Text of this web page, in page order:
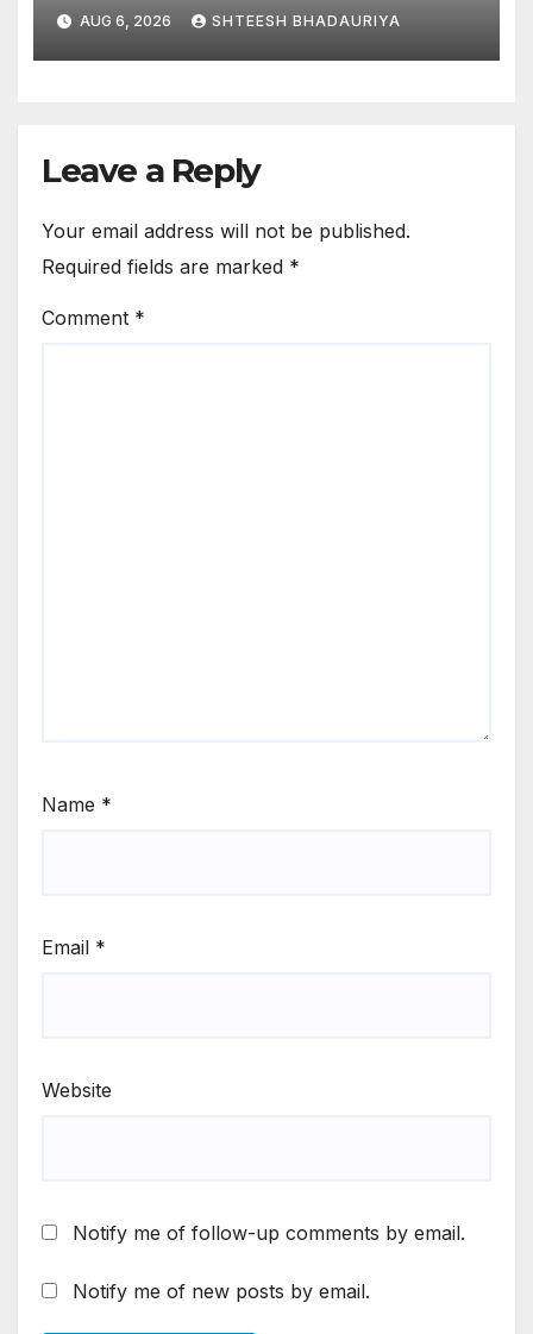
Tragic Accident In
Pratapgarh! 6 Dead After
House Collapses.
AUG 6, 2026 SHTEESH BHADAURIYA
Leave a Reply
Your email address will not be published.
Required fields are marked *
Comment *
Name *
Email *
Website
Notify me of follow-up comments by email.
Notify me of new posts by email.